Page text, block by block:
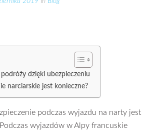
dzięki ubezpieczeniu
narciarskie jest konieczne?
podczas wyjazdu na narty jest
wyjazdów w Alpy francuskie